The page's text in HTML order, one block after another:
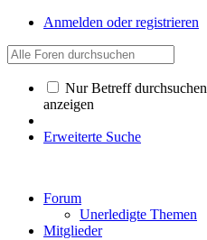
Anmelden oder registrieren
Nur Betreff durchsuchen
anzeigen
Erweiterte Suche
Forum
Unerledigte Themen
Mitglieder